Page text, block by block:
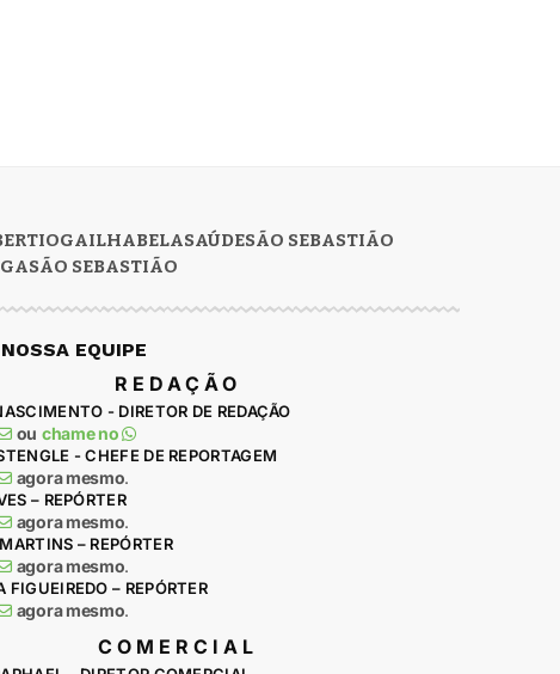
ILHABELASAÚDESÃO SEBASTIÃO
SÃO SEBASTIÃO
EQUIPE
REDAÇÃO
- DIRETOR DE REDAÇÃO
ou chame no
- CHEFE DE REPORTAGEM
agora mesmo.
– REPÓRTER
agora mesmo.
– REPÓRTER
agora mesmo.
FIGUEIREDO – REPÓRTER
agora mesmo.
COMERCIAL